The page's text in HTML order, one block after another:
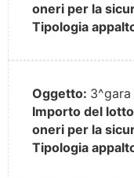
oneri per la
Tipologia
Oggetto:
Importo del
oneri per la
Tipologia